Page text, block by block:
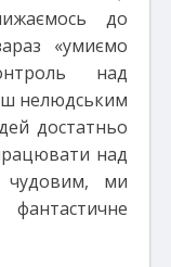
до
«умиємо
над
нелюдським
достатньо
над
чудовим, ми